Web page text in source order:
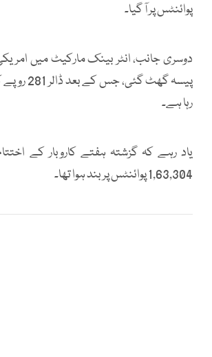
پوائنٹس پر آ گیا۔
دوسری جانب، انٹر بینک مارکیٹ میں
پیسہ گھٹ
رہا ہے۔
1,63,304 پوائنٹس پر بند ہوا تھا۔